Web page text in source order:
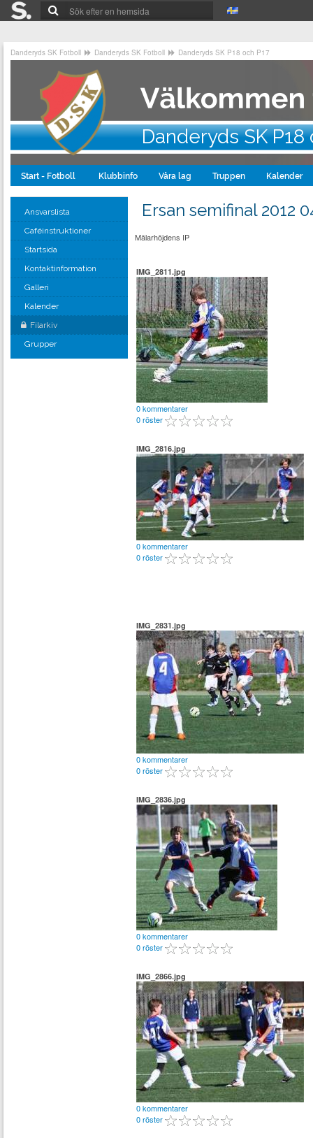
Danderyds SK Fotboll Danderyds SK Fotboll Danderyds SK P18 och P17
Danderyds SK P18
Start - Fotboll Klubbinfo Våra lag Truppen Kalender
Ansvarslista
Caféinstruktioner
Startsida
Kontaktinformation
Galleri
Kalender
Filarkiv
Grupper
Ersan semifinal 2012
Mälarhöjdens IP
IMG_2811.jpg
0 kommentarer
0 röster
IMG_2816.jpg
0 kommentarer
0 röster
IMG_2831.jpg
0 kommentarer
0 röster
IMG_2836.jpg
0 kommentarer
0 röster
IMG_2866.jpg
0 kommentarer
0 röster